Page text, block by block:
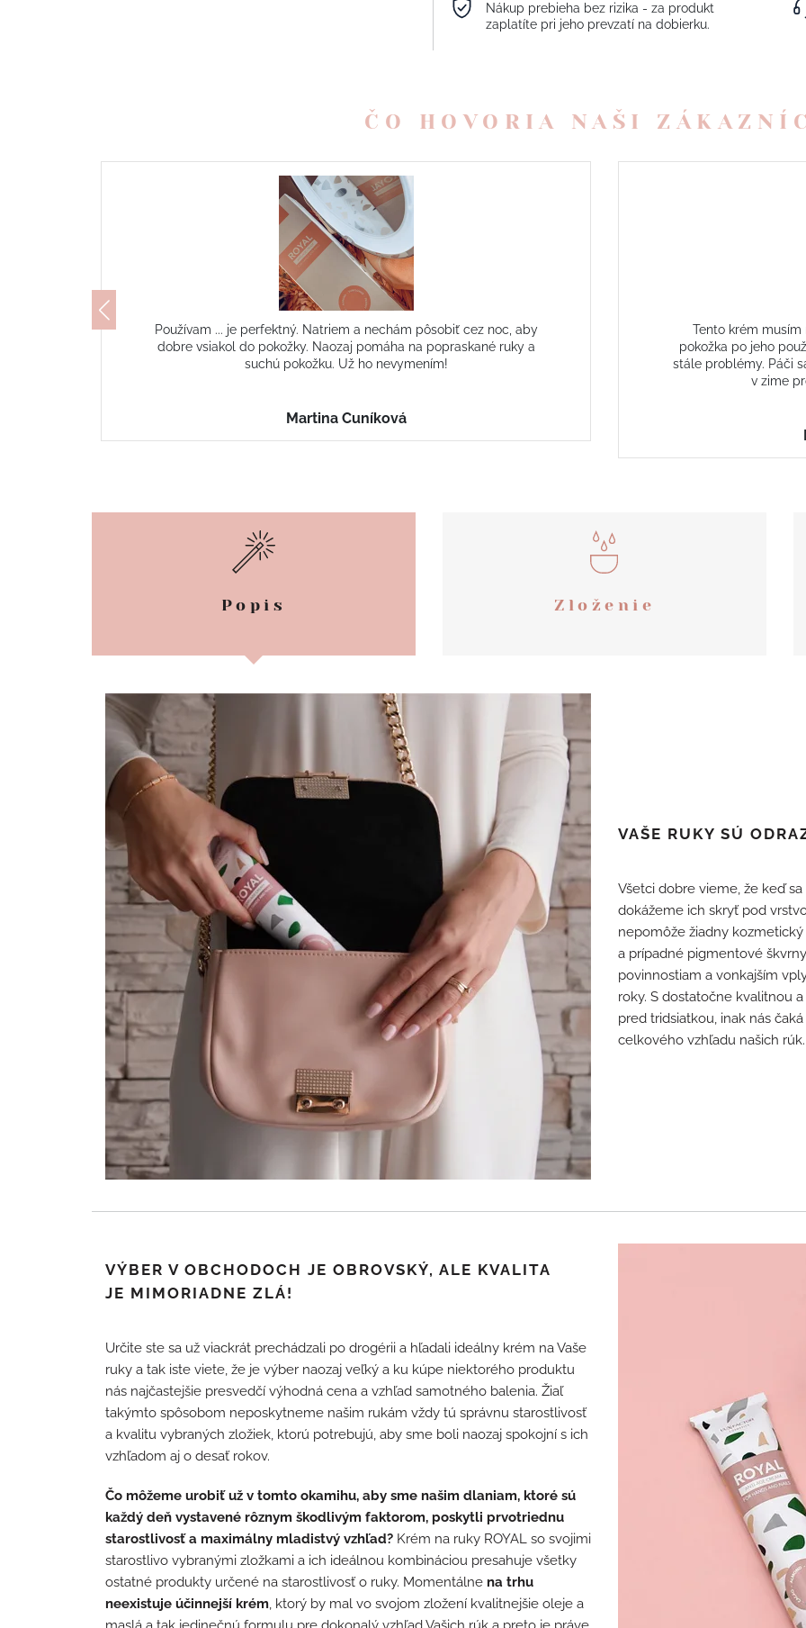
Nákup prebieha bez rizika - za produkt
zaplatíte pri jeho prevzatí na dobierku.
ČO HOVORIA NAŠI
Tento krém musím mať stále v taške :) hlavne v zime. Moja
pokožka po jeho používaní nepraská, predtým som s tým mala
stále problémy. Páči sa mi aj vôňa...odporúčam každému, kto má
To je jednoducho
ruky, ktorý skutočne
Popis Zloženie
VAŠE RUKY SÚ
Všetci dobre vieme, že keď
dokážeme ich skryť pod
nepomôže žiadny
a prípadné pigmentové
povinnostiam a vonkajším
roky. S dostatočne kvalitnou
pred tridsiatkou, inak nás
celkového vzhľadu našich rúk.
VÝBER V OBCHODOCH JE OBROVSKÝ, ALE KVALITA
JE MIMORIADNE ZLÁ!
Určite ste sa už viackrát prechádzali po drogérii a hľadali ideálny krém na Vaše
ruky a tak iste viete, že je výber naozaj veľký a ku kúpe niektorého produktu
nás najčastejšie presvedčí výhodná cena a vzhľad samotného balenia. Žiaľ
takýmto spôsobom neposkytneme našim rukám vždy tú správnu starostlivosť
a kvalitu vybraných zložiek, ktorú potrebujú, aby sme boli naozaj spokojní s ich
vzhľadom aj o desať rokov.
Čo môžeme urobiť už v tomto okamihu, aby sme našim dlaniam, ktoré sú
každý deň vystavené rôznym škodlivým faktorom, poskytli prvotriednu
starostlivosť a maximálny mladistvý vzhľad? Krém na ruky ROYAL so svojimi
starostlivo vybranými zložkami a ich ideálnou kombináciou presahuje všetky
ostatné produkty určené na starostlivosť o ruky. Momentálne na trhu
neexistuje účinnejší krém, ktorý by mal vo svojom zložení kvalitnejšie oleje a